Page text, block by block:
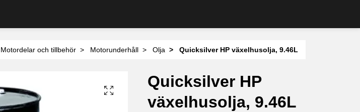
Motordelar och tillbehör Motorunderhåll Olja Quicksilver HP växelhusolja, 9.46L
Quicksilver HP
växelhusolja, 9.46L